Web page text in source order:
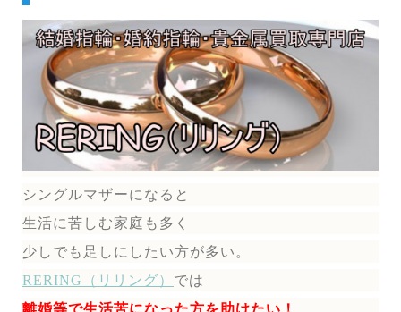
シングルマザーになると
生活に苦しむ家庭も多く
少しでも足しにしたい方が多い。
RERING（リリング） では
離婚等で生活苦になった方を助けたい！